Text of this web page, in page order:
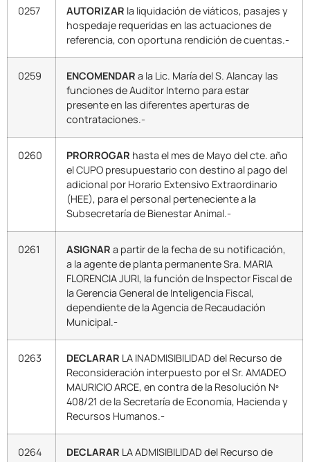
0257 AUTORIZAR la liquidación de viáticos, pasajes y
hospedaje requeridas en las actuaciones de
referencia, con oportuna rendición de cuentas.-
0259 ENCOMENDAR a la Lic. María del S. Alancay las
funciones de Auditor Interno para estar
presente en las diferentes aperturas de
contrataciones.-
0260 PRORROGAR hasta el mes de Mayo del cte. año
el CUPO presupuestario con destino al pago del
adicional por Horario Extensivo Extraordinario
(HEE), para el personal perteneciente a la
Subsecretaría de Bienestar Animal.-
0261 ASIGNAR a partir de la fecha de su notificación,
a la agente de planta permanente Sra. MARIA
FLORENCIA JURI, la función de Inspector Fiscal de
la Gerencia General de Inteligencia Fiscal,
dependiente de la Agencia de Recaudación
Municipal.-
0263 DECLARAR LA INADMISIBILIDAD del Recurso de
Reconsideración interpuesto por el Sr. AMADEO
MAURICIO ARCE, en contra de la Resolución Nº
408/21 de la Secretaría de Economía, Hacienda y
Recursos Humanos.-
0264 DECLARAR LA ADMISIBILIDAD del Recurso de